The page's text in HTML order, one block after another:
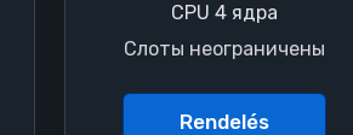
CPU 4 ядра
Слоты неограничены
Rendelés